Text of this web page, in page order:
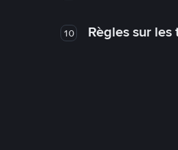
10 Règles sur